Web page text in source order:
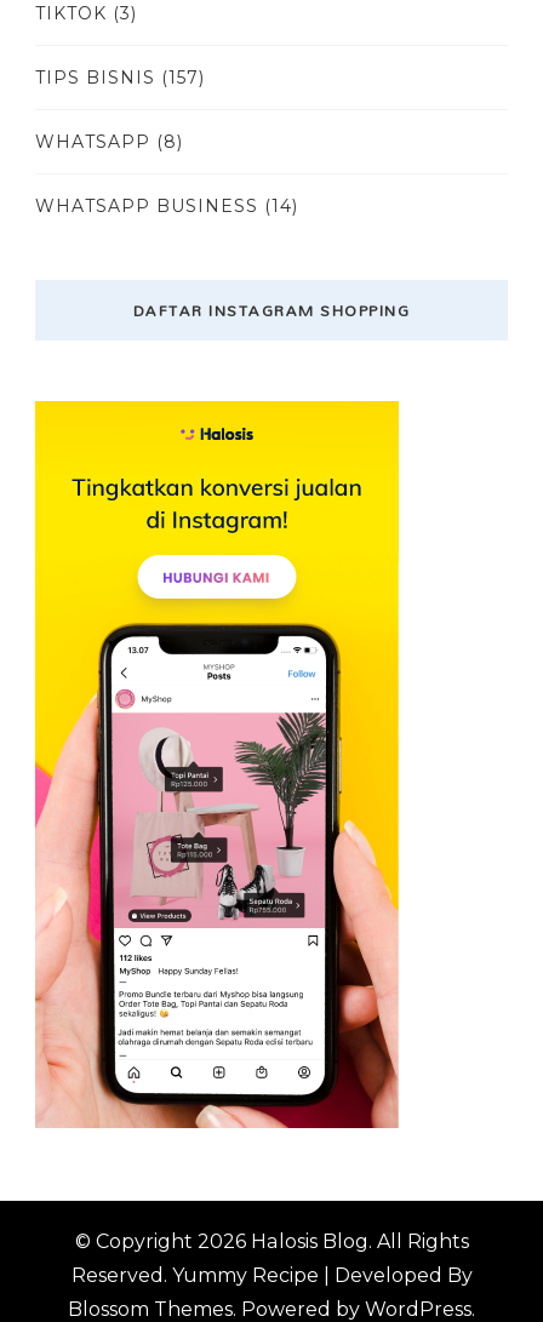
TIKTOK (3)
TIPS BISNIS (157)
WHATSAPP (8)
WHATSAPP BUSINESS (14)
DAFTAR INSTAGRAM SHOPPING
© Copyright 2026 Halosis Blog. All Rights
Reserved. Yummy Recipe | Developed By
Blossom Themes. Powered by WordPress.